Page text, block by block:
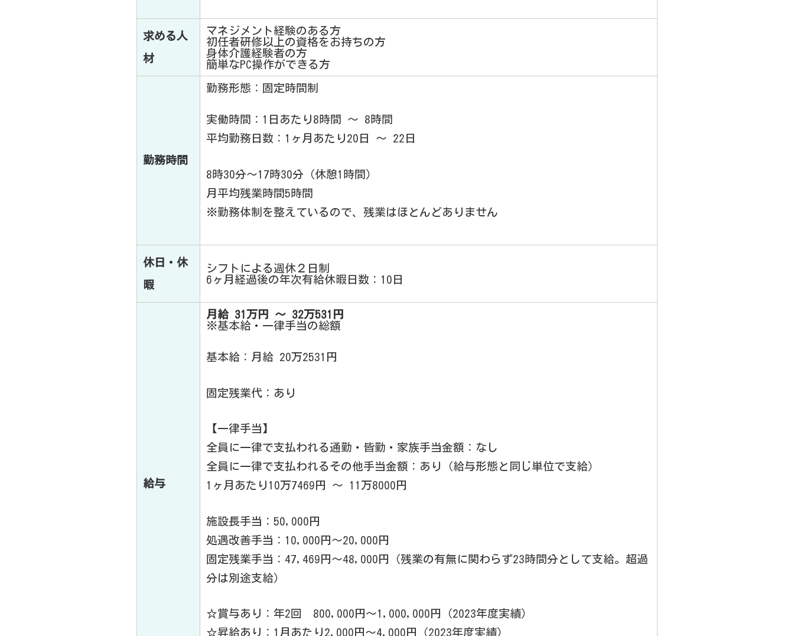
求める人
材
マネジメント経験のある方
初任者研修以上の資格をお持ちの方
身体介護経験者の方
簡単なPC操作ができる方
勤務時間
勤務形態：固定時間制
実働時間：1日あたり8時間 〜 8時間
平均勤務日数：1ヶ月あたり20日 〜 22日
8時30分〜17時30分（休憩1時間）
月平均残業時間5時間
※勤務体制を整えているので、残業はほとんどありません
休日・休
暇
シフトによる週休２日制
6ヶ月経過後の年次有給休暇日数：10日
給与
月給 31万円 〜 32万531円
※基本給・一律手当の総額
基本給：月給 20万2531円
固定残業代：あり
【一律手当】
全員に一律で支払われる通勤・皆勤・家族手当金額：なし
全員に一律で支払われるその他手当金額：あり（給与形態と同じ単位で支給）
1ヶ月あたり10万7469円 〜 11万8000円
施設長手当：50,000円
処遇改善手当：10,000円～20,000円
固定残業手当：47,469円～48,000円（残業の有無に関わらず23時間分として支給。超過
分は別途支給）
☆賞与あり：年2回 800,000円～1,000,000円（2023年度実績）
☆昇給あり：1月あたり2,000円～4,000円（2023年度実績）